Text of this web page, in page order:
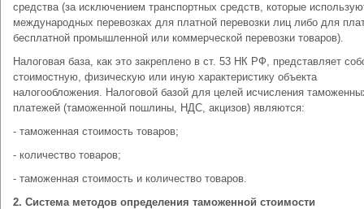
средства (за исключением транспортных средств, которые
международных перевозках для платной перевозки лиц либо для
бесплатной промышленной или коммерческой перевозки товаров).
Налоговая база, как это закреплено в ст. 53 НК РФ, представляет
стоимостную, физическую или иную характеристику объекта
налогообложения. Налоговой базой для целей исчисления
платежей (таможенной пошлины, НДС, акцизов) являются:
- таможенная стоимость товаров;
- количество товаров;
- таможенная стоимость и количество товаров.
2. Система методов определения таможенной стоимости